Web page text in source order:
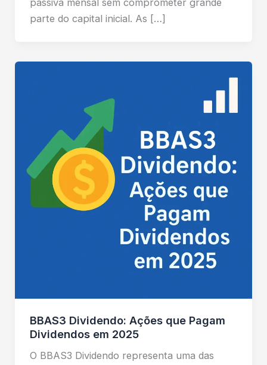
passiva mensal sem comprometer grande
parte do capital inicial. As […]
BBAS3 Dividendo: Ações que Pagam
Dividendos em 2025
O BBAS3 Dividendo representa uma das